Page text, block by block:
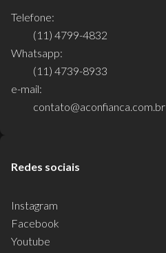
Telefone:
(11) 4799-4832
Whatsapp:
(11) 4739-8933
e-mail:
contato@aconfianca.com.br
Redes sociais
Instagram
Facebook
Youtube